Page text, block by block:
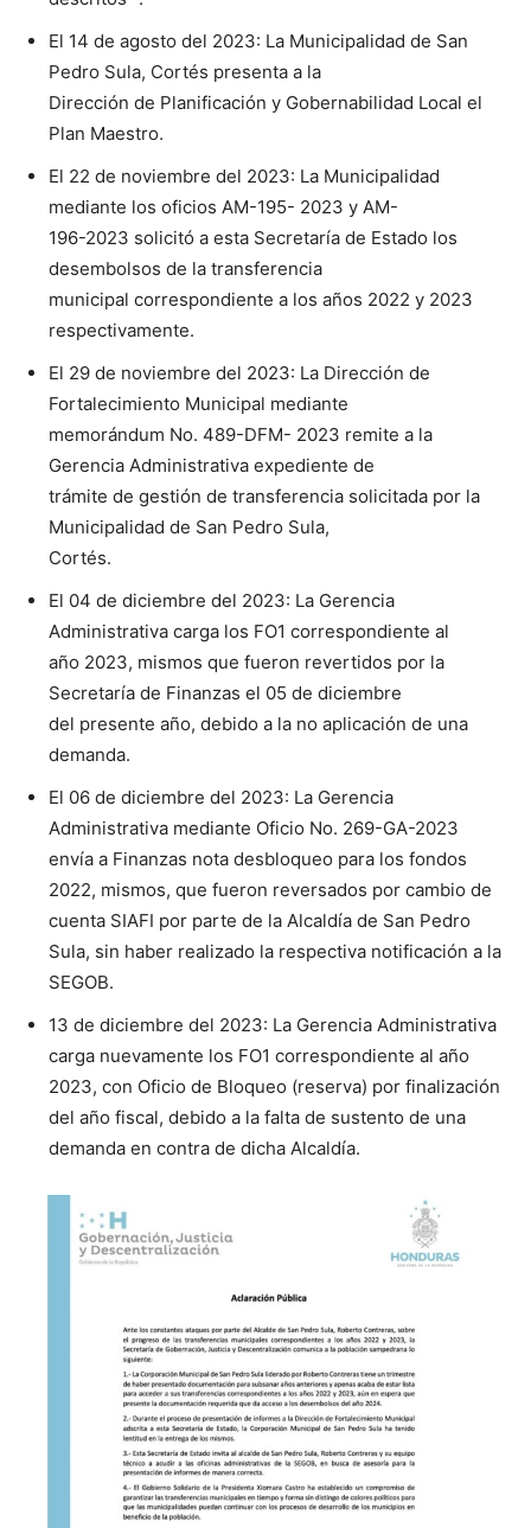
El 14 de agosto del 2023: La Municipalidad de San
Pedro Sula, Cortés presenta a la
Dirección de Planificación y Gobernabilidad Local el
Plan Maestro.
El 22 de noviembre del 2023: La Municipalidad
mediante los oficios AM-195- 2023 y AM-
196-2023 solicitó a esta Secretaría de Estado los
desembolsos de la transferencia
municipal correspondiente a los años 2022 y 2023
respectivamente.
El 29 de noviembre del 2023: La Dirección de
Fortalecimiento Municipal mediante
memorándum No. 489-DFM- 2023 remite a la
Gerencia Administrativa expediente de
trámite de gestión de transferencia solicitada por la
Municipalidad de San Pedro Sula,
Cortés.
El 04 de diciembre del 2023: La Gerencia
Administrativa carga los FO1 correspondiente al
año 2023, mismos que fueron revertidos por la
Secretaría de Finanzas el 05 de diciembre
del presente año, debido a la no aplicación de una
demanda.
El 06 de diciembre del 2023: La Gerencia
Administrativa mediante Oficio No. 269-GA-2023
envía a Finanzas nota desbloqueo para los fondos
2022, mismos, que fueron reversados por cambio de
cuenta SIAFI por parte de la Alcaldía de San Pedro
Sula, sin haber realizado la respectiva notificación a la
SEGOB.
13 de diciembre del 2023: La Gerencia Administrativa
carga nuevamente los FO1 correspondiente al año
2023, con Oficio de Bloqueo (reserva) por finalización
del año fiscal, debido a la falta de sustento de una
demanda en contra de dicha Alcaldía.